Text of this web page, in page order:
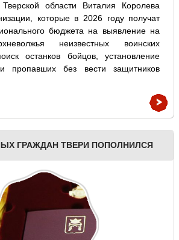
области Виталия Королева
которые в 2026 году получат
бюджета на выявление на
неизвестных воинских
останков бойцов, установление
пропавших без вести защитников
ГРАЖДАН ТВЕРИ ПОПОЛНИЛСЯ